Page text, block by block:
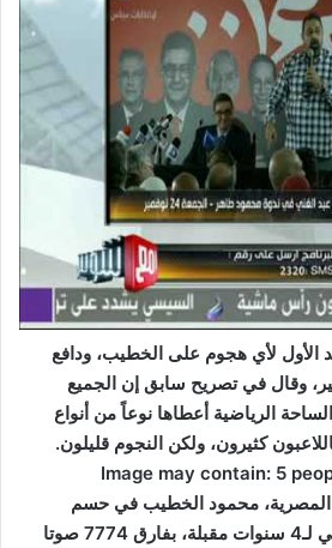
الأول لأي هجوم على الخطيب، ودافع
وقال في تصريح سابق إن الجميع
الرياضية أعطاها نوعاً من أنواع
كثيرون، ولكن النجوم قليلون.
محمود الخطيب في حسم
منصب رئاسة النادي الأهلي لـ4 سنوات مقبلة، بفارق 7774 صوتا